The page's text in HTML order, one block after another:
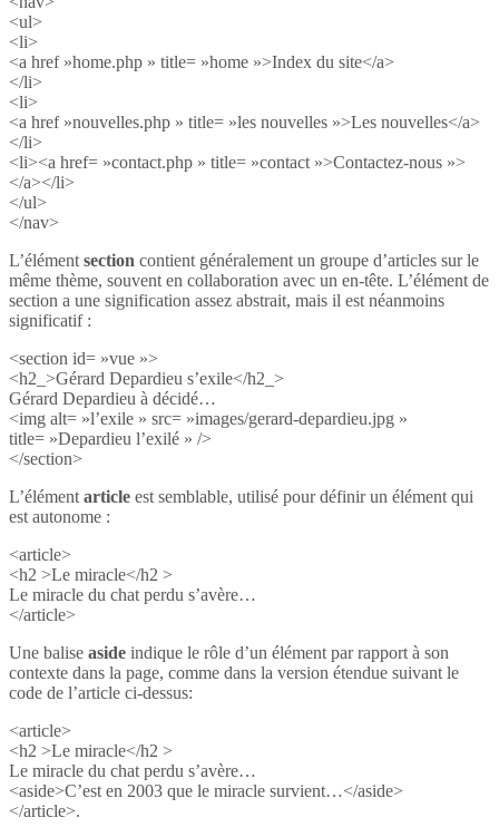
<ul>
<li>
<a href »home.php » title= »home »>Index du site</a>
</li>
<li>
<a href »nouvelles.php » title= »les nouvelles »>Les nouvelles</a>
</li>
<li><a href= »contact.php » title= »contact »>Contactez-nous »>
</a></li>
</ul>
</nav>
L’élément section contient généralement un groupe d’articles sur le
même thème, souvent en collaboration avec un en-tête. L’élément de
section a une signification assez abstrait, mais il est néanmoins
significatif :
<section id= »vue »>
<h2_>Gérard Depardieu s’exile</h2_>
Gérard Depardieu à décidé…
<img alt= »l’exile » src= »images/gerard-depardieu.jpg »
title= »Depardieu l’exilé » />
</section>
L’élément article est semblable, utilisé pour définir un élément qui
est autonome :
<article>
<h2 >Le miracle</h2 >
Le miracle du chat perdu s’avère…
</article>
Une balise aside indique le rôle d’un élément par rapport à son
contexte dans la page, comme dans la version étendue suivant le
code de l’article ci-dessus:
<article>
<h2 >Le miracle</h2 >
Le miracle du chat perdu s’avère…
<aside>C’est en 2003 que le miracle survient…</aside>
</article>.